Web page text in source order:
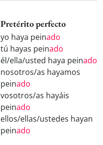
Pretérito perfecto
yo haya peinado
tú hayas peinado
él/ella/usted haya peinado
nosotros/as hayamos
peinado
vosotros/as hayáis
peinado
ellos/ellas/ustedes hayan
peinado